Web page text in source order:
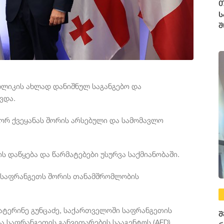
ახლად დანიშნულ საგანგებო და
ქვეყანას შორის არსებული და სამომავლო
და წარმატებები უსურვა საქმიანობაში.
შორის თანამშრომლობის
გუნცაძე, საქართველოში საფრანგეთის
განვითარების სააგენტოს (AFD)